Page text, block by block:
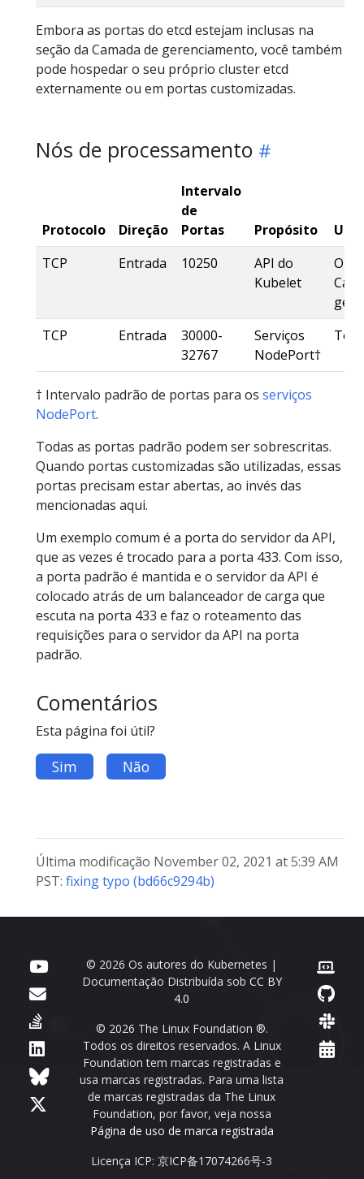
Embora as portas do etcd estejam inclusas na
seção da Camada de gerenciamento, você também
pode hospedar o seu próprio cluster etcd
externamente ou em portas customizadas.
Nós de processamento
Protocolo Direção
Intervalo
de
Portas
Propósito
TCP
Entrada 10250
API do
Kubelet
O
TCP
Entrada
30000-
32767
Serviços
NodePort†
† Intervalo padrão de portas para os serviços
NodePort.
Todas as portas padrão podem ser sobrescritas.
Quando portas customizadas são utilizadas, essas
portas precisam estar abertas, ao invés das
mencionadas aqui.
Um exemplo comum é a porta do servidor da API,
que as vezes é trocado para a porta 433. Com isso,
a porta padrão é mantida e o servidor da API é
colocado atrás de um balanceador de carga que
escuta na porta 433 e faz o roteamento das
requisições para o servidor da API na porta
padrão.
Comentários
Esta página foi útil?
Sim Não
Última modificação November 02, 2021 at 5:39 AM
PST: fixing typo (bd66c9294b)
© 2026 Os autores do Kubernetes |
Documentação Distribuída sob CC BY
4.0
© 2026 The Linux Foundation ®.
Todos os direitos reservados. A Linux
Foundation tem marcas registradas e
usa marcas registradas. Para uma lista
de marcas registradas da The Linux
Foundation, por favor, veja nossa
Página de uso de marca registrada
Licença ICP: 京ICP备17074266号-3